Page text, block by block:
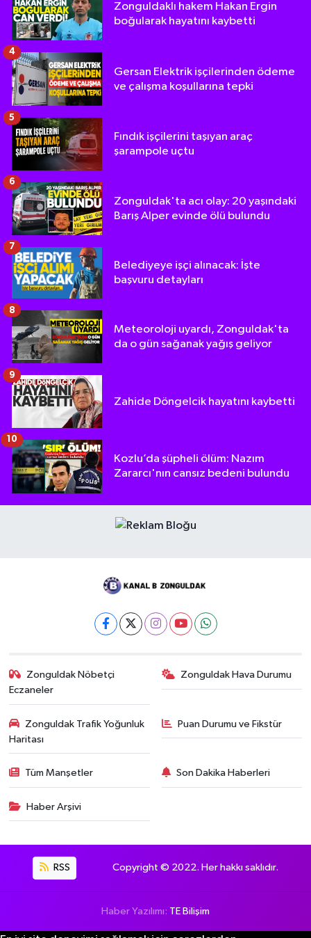
Zonguldaklı hakem Hakan Ergin
boğularak hayatını kaybetti
Gersan Elektrik işçilerinden ödeme
ve çalışma koşullarına tepki
4
Fındık işçilerini taşıyan araç
şarampole uçtu
5
Zonguldak'ta acı olay: 20 yaşındaki
Barış Alper evinde ölü bulundu
6
Belediyeye işçi alınacak: İşte
başvuru detayları
7
Meteoroloji uyardı, Zonguldak'ta
da o gün sağanak yağış geliyor
8
Zahide Döngelcik hayatını kaybetti
9
Kozlu’da şüpheli ölüm: Nazım
Zararcı'nın cansız bedeni bulundu
10
Zonguldak Nöbetçi
Eczaneler
Zonguldak Hava Durumu
Zonguldak Trafik Yoğunluk
Haritası
Puan Durumu ve Fikstür
Tüm Manşetler Son Dakika Haberleri
Haber Arşivi
RSS Copyright © 2022. Her hakkı saklıdır.
Haber Yazılımı: TE Bilişim